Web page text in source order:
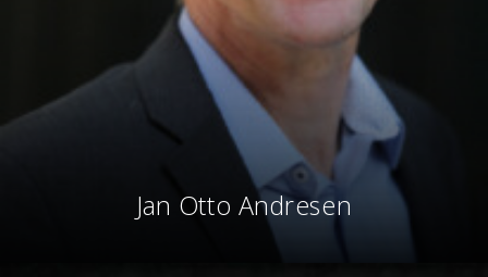
Jan Otto Andresen